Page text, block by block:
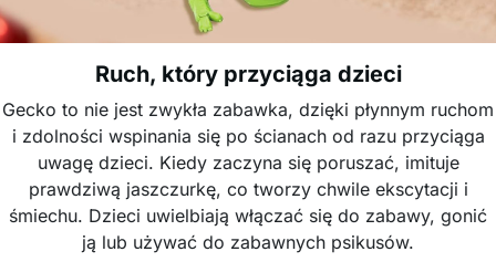
Ruch, który przyciąga dzieci
Gecko to nie jest zwykła zabawka, dzięki płynnym ruchom
i zdolności wspinania się po ścianach od razu przyciąga
uwagę dzieci. Kiedy zaczyna się poruszać, imituje
prawdziwą jaszczurkę, co tworzy chwile ekscytacji i
śmiechu. Dzieci uwielbiają włączać się do zabawy, gonić
ją lub używać do zabawnych psikusów.